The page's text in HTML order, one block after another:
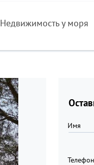
Недвижимость у моря
Имя
Телефон